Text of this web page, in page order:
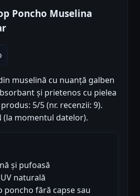
Poncho Muselina
muselină cu nuanță galben
și prietenos cu pielea
5/5 (nr. recenzii: 9).
(la momentul datelor).
și pufoasă
naturală
poncho fără capse sau